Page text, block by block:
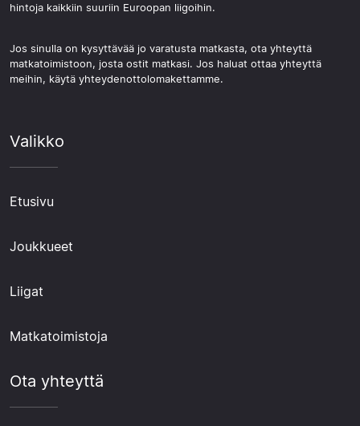
hintoja kaikkiin suuriin Euroopan liigoihin.
Jos sinulla on kysyttävää jo varatusta matkasta, ota yhteyttä
matkatoimistoon, josta ostit matkasi. Jos haluat ottaa yhteyttä
meihin, käytä yhteydenottolomakettamme.
Valikko
Etusivu
Joukkueet
Liigat
Matkatoimistoja
Ota yhteyttä